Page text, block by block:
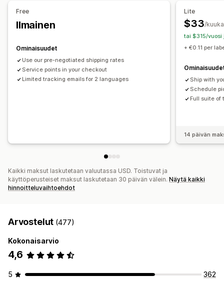
Tilausten synkronointi
Brändätty seurantasivu
Free
Ilmainen
Ominaisuudet
Use our pre-negotiated shipping rates
Service points in your checkout
Limited tracking emails for 2 languages
Lite
$33/
tai $315/vuosi
+ €0.11 per
Ship with
Schedule
Full suite of
14 päivän
Kaikki maksut laskutetaan valuutassa USD. Toistuvat ja
käyttöperusteiset maksut laskutetaan 30 päivän välein. Näytä kaikki
hinnoitteluvaihtoehdot
Arvostelut (477)
Kokonaisarvio
4,6
5
362